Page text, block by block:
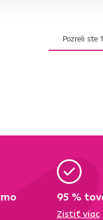
Pozreli ste
95 %
Zistiť viac